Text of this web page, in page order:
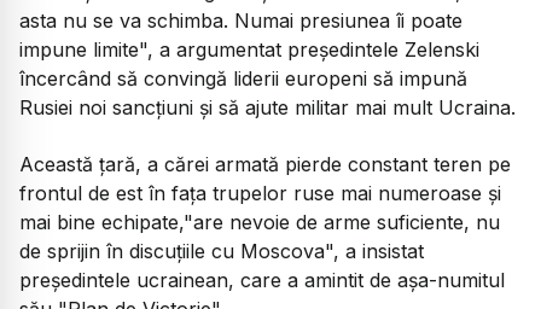
asta nu se va schimba. Numai presiunea îi poate
impune limite", a argumentat preşedintele Zelenski
încercând să convingă liderii europeni să impună
Rusiei noi sancţiuni şi să ajute militar mai mult Ucraina.
Această ţară, a cărei armată pierde constant teren pe
frontul de est în faţa trupelor ruse mai numeroase şi
mai bine echipate,"are nevoie de arme suficiente, nu
de sprijin în discuţiile cu Moscova", a insistat
preşedintele ucrainean, care a amintit de aşa-numitul